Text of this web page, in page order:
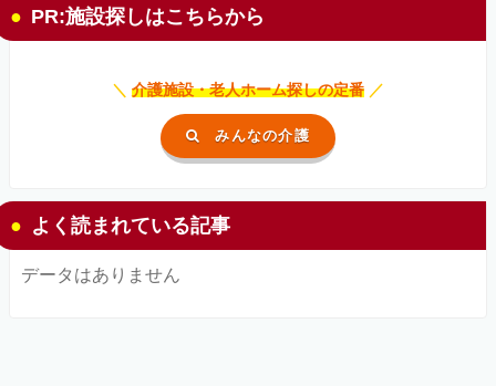
PR:施設探しはこちらから
＼ 介護施設・老人ホーム探しの定番 ／
みんなの介護
よく読まれている記事
データはありません